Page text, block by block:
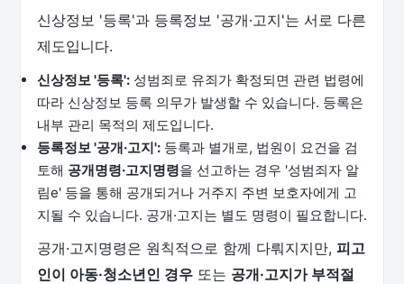
신상정보 '등록'과 등록정보 '공개·고지'는 서로 다른
제도입니다.
신상정보 '등록': 성범죄로 유죄가 확정되면 관련 법령에
따라 신상정보 등록 의무가 발생할 수 있습니다. 등록은
내부 관리 목적의 제도입니다.
등록정보 '공개·고지': 등록과 별개로, 법원이 요건을 검
토해 공개명령·고지명령을 선고하는 경우 '성범죄자 알
림e' 등을 통해 공개되거나 거주지 주변 보호자에게 고
지될 수 있습니다. 공개·고지는 별도 명령이 필요합니다.
공개·고지명령은 원칙적으로 함께 다뤄지지만, 피고
인이 아동·청소년인 경우 또는 공개·고지가 부적절